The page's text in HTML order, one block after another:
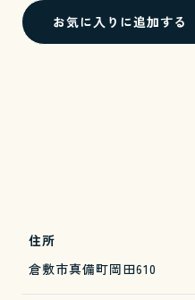
お気に入りに追加する
住所
倉敷市真備町岡田610